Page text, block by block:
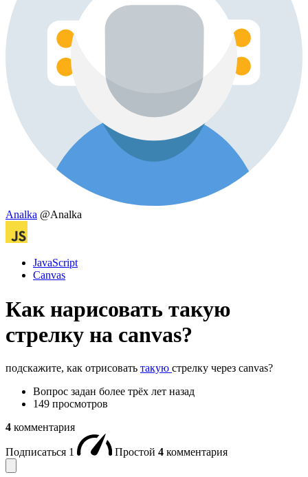
Analka @Analka
JavaScript
Canvas
Как нарисовать такую
стрелку на canvas?
подскажите, как отрисовать такую стрелку через canvas?
Вопрос задан более трёх лет назад
149 просмотров
4 комментария
Подписаться 1 Простой 4 комментария